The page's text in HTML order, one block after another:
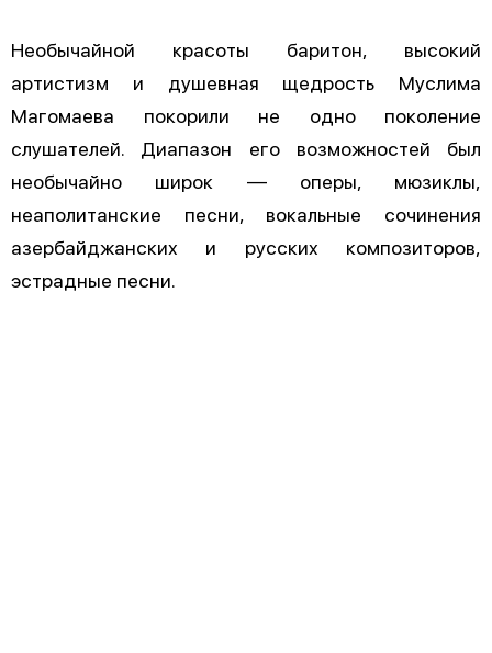
Необычайной красоты баритон, высокий
артистизм и душевная щедрость Муслима
Магомаева покорили не одно поколение
слушателей. Диапазон его возможностей был
необычайно широк — оперы, мюзиклы,
неаполитанские песни, вокальные сочинения
азербайджанских и русских композиторов,
эстрадные песни.